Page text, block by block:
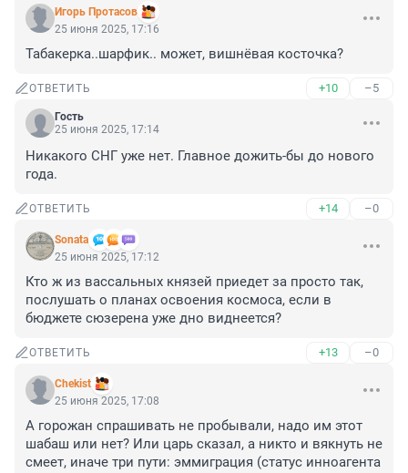
Игорь Протасов
25 июня 2025, 17:16
Табакерка..шарфик.. может, вишнёвая косточка?
ОТВЕТИТЬ +10 –5
Гость
25 июня 2025, 17:14
Никакого СНГ уже нет. Главное дожить-бы до нового
года.
ОТВЕТИТЬ +14 –0
Sonata
25 июня 2025, 17:12
Кто ж из вассальных князей приедет за просто так,
послушать о планах освоения космоса, если в
бюджете сюзерена уже дно виднеется?
ОТВЕТИТЬ +13 –0
Chekist
25 июня 2025, 17:08
А горожан спрашивать не пробывали, надо им этот
шабаш или нет? Или царь сказал, а никто и вякнуть не
смеет, иначе три пути: эммиграция (статус инноагента